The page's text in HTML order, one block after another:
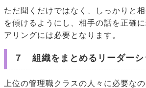
ただ聞くだけではなく、しっかりと
を傾けるようにし、相手の話を正確
アリングには必要となります。
７ 組織をまとめるリーダーシ
上位の管理職クラスの人々に必要な